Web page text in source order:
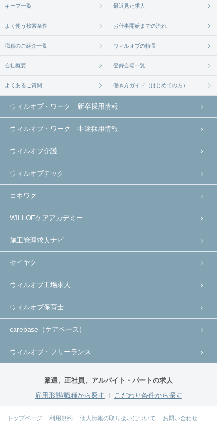
キープ一覧 最近見た求人
よく使う検索条件 お仕事開始までの流れ
職種のご紹介一覧 ウィルオブの特長
会社概要 登録会場一覧
よくあるご質問 働き方ガイド（はじめての方）
ウィルオブ・ワーク 新卒採用情報
ウィルオブ・ワーク 中途採用情報
ウィルオブ介護
ウィルオブテック
コネワク
WILLOFケアアカデミー
施工管理求人ナビ
セイヤク
ウィルオブ工場求人
ウィルオブ保育士
carebase（ケアベース）
ウィルオブ・フリーランス
派遣、正社員、アルバイト・パートの求人
雇用形態/職種から探す
こだわり条件から探す
トップページ 利用規約 個人情報の取り扱いについて お問い合わせ